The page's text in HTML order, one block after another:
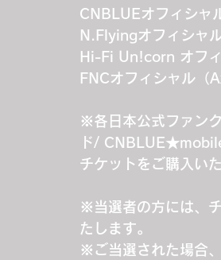
CNBLUEオフィシャ
N.Flyingオフィシャ
Hi-Fi Un!corn オフ
FNCオフィシャル（
※各日本公式ファン
ド/
チケットをご購入い
※当選者の方には、
たします。
※ご当選された場合